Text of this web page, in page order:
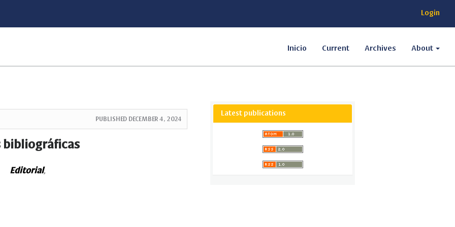
Login
Inicio Current Archives About
PUBLISHED DECEMBER 4, 2024
bibliográficas
Editorial,
Latest publications